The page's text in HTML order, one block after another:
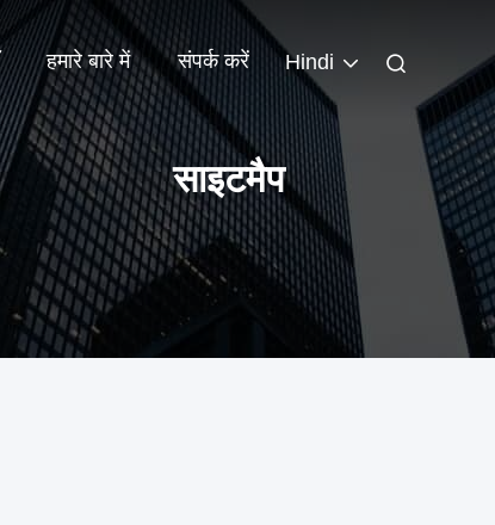
हमारे बारे में संपर्क करें Hindi
साइटमैप